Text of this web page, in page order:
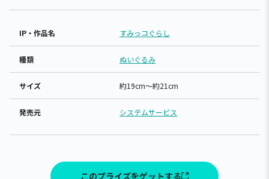
IP・作品名 すみっコぐらし
種類 ぬいぐるみ
サイズ 約19cm～約21cm
発売元 システムサービス
このプライズをゲットする